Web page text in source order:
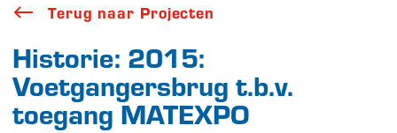
Terug naar Projecten
Historie: 2015:
Voetgangersbrug t.b.v.
toegang MATEXPO